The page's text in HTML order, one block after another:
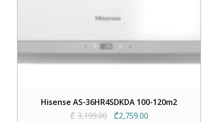
Hisense AS-36HR4SDKDA 100-120m2
₾ 3,199.00
Original
₾2,759.00Current